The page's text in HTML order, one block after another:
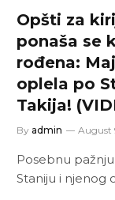
Opšti za
ponaša se
rođena:
oplela po
Takija!
By admin August
Posebnu
Staniju i njenog